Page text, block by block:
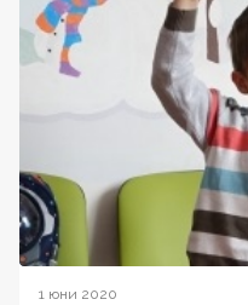
1 юни 2020